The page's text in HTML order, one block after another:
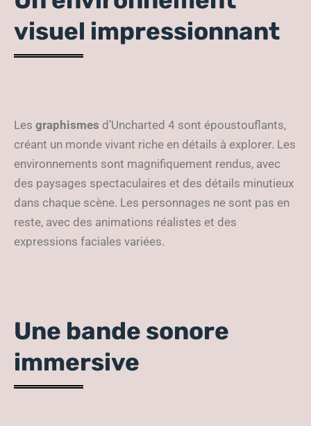
visuel impressionnant
Les graphismes d’Uncharted 4 sont époustouflants,
créant un monde vivant riche en détails à explorer. Les
environnements sont magnifiquement rendus, avec
des paysages spectaculaires et des détails minutieux
dans chaque scène. Les personnages ne sont pas en
reste, avec des animations réalistes et des
expressions faciales variées.
Une bande sonore
immersive